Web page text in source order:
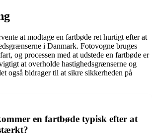
at modtage en fartbøde ret hurtigt efter at
i Danmark. Fotovogne bruges
og processen med at udstede en fartbøde er
at overholde hastighedsgrænserne og
også bidrager til at sikre sikkerheden på
en fartbøde typisk efter at